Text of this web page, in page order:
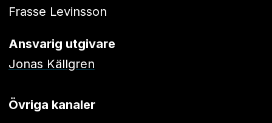
Frasse Levinsson
Ansvarig utgivare
Jonas Källgren
Övriga kanaler